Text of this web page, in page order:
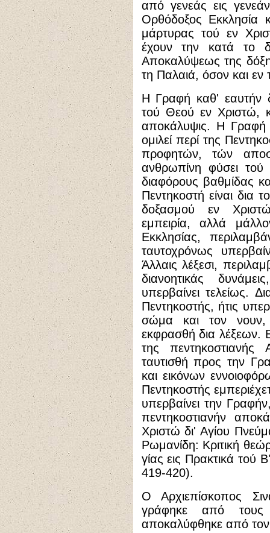
από γενεάς εις
Ορθόδοξος Εκκλησία
μάρτυρας τού εν
έχουν την κατά το
Αποκαλύψεως της
τη Παλαιά, όσον και εν
Η Γραφή καθ' εαυτήν
τού Θεού εν Χριστώ,
αποκάλυψις. Η Γραφή
ομιλεί περί της
προφητών, τών
ανθρωπίνη φύσει τού
διαφόρους βαθμίδας
Πεντηκοστή είναι δια
δοξασμού εν
εμπειρία, αλλά
Εκκλησίας,
ταυτοχρόνως
Άλλαις λέξεσι,
διανοητικάς
υπερβαίνει τελείως.
Πεντηκοστής, ήτις
σώμα και τον
εκφρασθή δια λέξεων.
της
ταυτισθή προς την
και εικόνων
Πεντηκοστής
υπερβαίνει την
πεντηκοστιανήν
Χριστώ δι' Αγίου
Ρωμανίδη: Κριτική
γίας εις Πρακτικά τού
419-420).
Ο Αρχιεπίσκοπος
γράφηκε από τους
αποκαλύφθηκε από